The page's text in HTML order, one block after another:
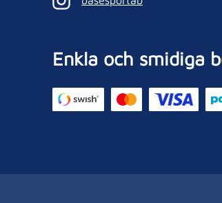
Enkla och smidiga